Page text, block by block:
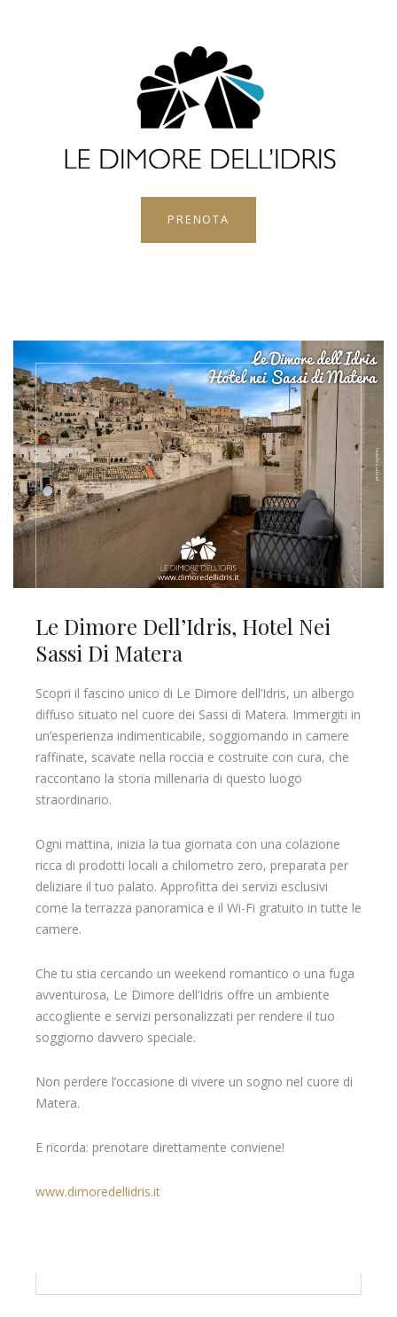
PRENOTA
Le Dimore Dell’Idris, Hotel Nei
Sassi Di Matera
Scopri il fascino unico di Le Dimore dell’Idris, un albergo
diffuso situato nel cuore dei Sassi di Matera. Immergiti in
un’esperienza indimenticabile, soggiornando in camere
raffinate, scavate nella roccia e costruite con cura, che
raccontano la storia millenaria di questo luogo
straordinario.
Ogni mattina, inizia la tua giornata con una colazione
ricca di prodotti locali a chilometro zero, preparata per
deliziare il tuo palato. Approfitta dei servizi esclusivi
come la terrazza panoramica e il Wi-Fi gratuito in tutte le
camere.
Che tu stia cercando un weekend romantico o una fuga
avventurosa, Le Dimore dell’Idris offre un ambiente
accogliente e servizi personalizzati per rendere il tuo
soggiorno davvero speciale.
Non perdere l’occasione di vivere un sogno nel cuore di
Matera.
E ricorda: prenotare direttamente conviene!
www.dimoredellidris.it